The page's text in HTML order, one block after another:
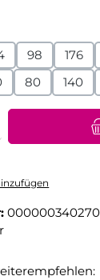
98 176
80 140
den